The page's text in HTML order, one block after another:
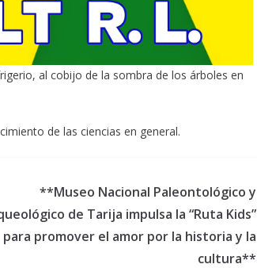
al cobijo de la sombra de los árboles en
de las ciencias en general.
**Museo Nacional Paleontológico y
de Tarija impulsa la “Ruta Kids”
para promover el amor por la historia y la
cultura**